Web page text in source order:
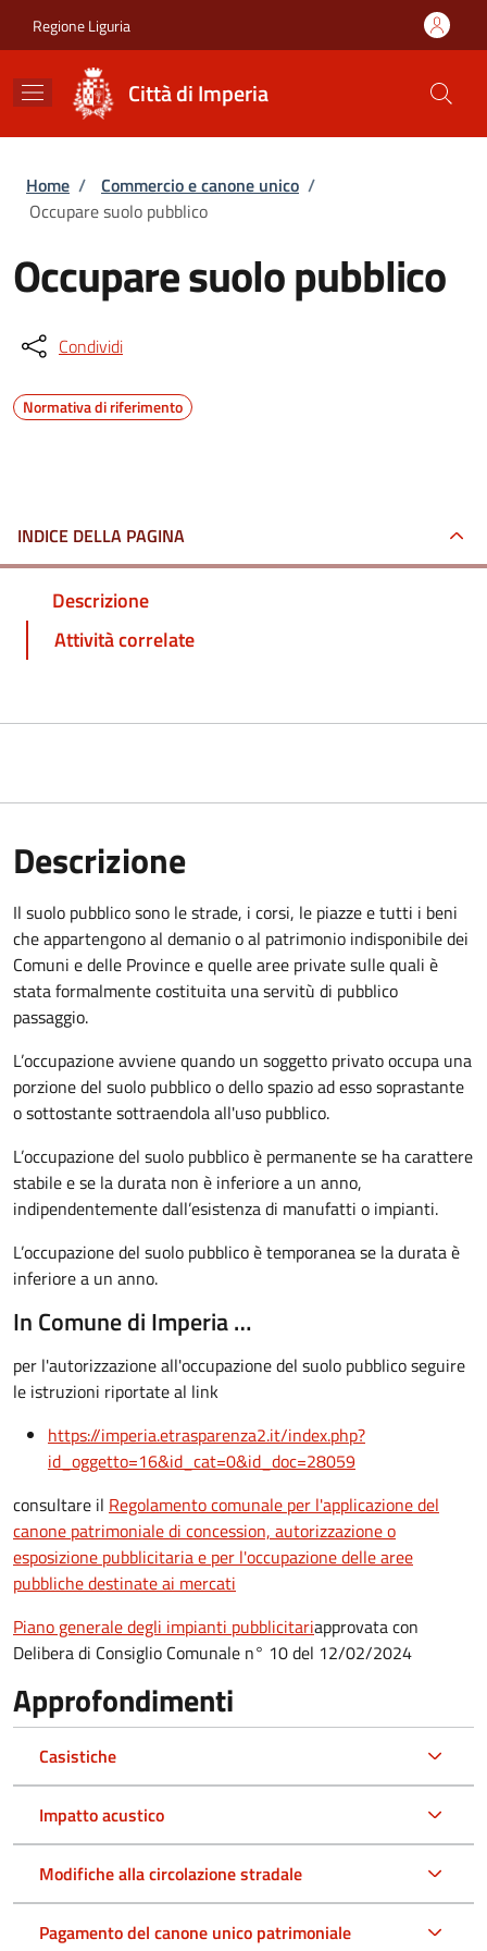
Regione Liguria
Città di Imperia
Briciole di pane
Home / Commercio e canone unico /
Occupare suolo pubblico
Occupare suolo pubblico
Condividi
Normativa di riferimento
INDICE DELLA PAGINA
Descrizione
Attività correlate
Descrizione
Il suolo pubblico sono le strade, i corsi, le piazze e tutti i beni
che appartengono al demanio o al patrimonio indisponibile dei
Comuni e delle Province e quelle aree private sulle quali è
stata formalmente costituita una servitù di pubblico
passaggio.
L’occupazione avviene quando un soggetto privato occupa una
porzione del suolo pubblico o dello spazio ad esso soprastante
o sottostante sottraendola all'uso pubblico.
L’occupazione del suolo pubblico è permanente se ha carattere
stabile e se la durata non è inferiore a un anno,
indipendentemente dall’esistenza di manufatti o impianti.
L’occupazione del suolo pubblico è temporanea se la durata è
inferiore a un anno.
In Comune di Imperia …
per l'autorizzazione all'occupazione del suolo pubblico seguire
le istruzioni riportate al link
https://imperia.etrasparenza2.it/index.php?
id_oggetto=16&id_cat=0&id_doc=28059
consultare il Regolamento comunale per l'applicazione del
canone patrimoniale di concession, autorizzazione o
esposizione pubblicitaria e per l'occupazione delle aree
pubbliche destinate ai mercati
Piano generale degli impianti pubblicitariapprovata con
Delibera di Consiglio Comunale n° 10 del 12/02/2024
Approfondimenti
Casistiche
Impatto acustico
Modifiche alla circolazione stradale
Pagamento del canone unico patrimoniale